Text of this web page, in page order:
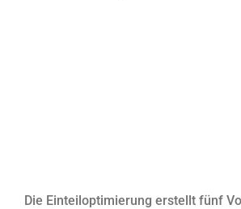
Die Einteiloptimierung erstellt fünf